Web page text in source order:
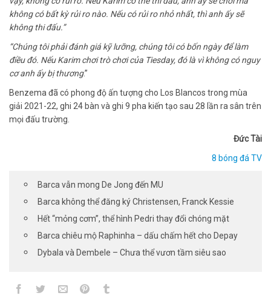
không có bất kỳ rủi ro nào. Nếu có rủi ro nhỏ nhất, thì anh ấy sẽ
không thi đấu.”
“Chúng tôi phải đánh giá kỹ lưỡng, chúng tôi có bốn ngày để làm
điều đó. Nếu Karim chơi trò chơi của Tiesday, đó là vì không có nguy
cơ anh ấy bị thương.”
Benzema đã có phong độ ấn tượng cho Los Blancos trong mùa
giải 2021-22, ghi 24 bàn và ghi 9 pha kiến ​​tạo sau 28 lần ra sân trên
mọi đấu trường.
Đức Tài
8 bóng đá TV
Barca vẫn mong De Jong đến MU
Barca không thể đăng ký Christensen, Franck Kessie
Hết “mỏng cơm”, thể hình Pedri thay đổi chóng mặt
Barca chiêu mộ Raphinha – dấu chấm hết cho Depay
Dybala và Dembele – Chưa thể vươn tầm siêu sao